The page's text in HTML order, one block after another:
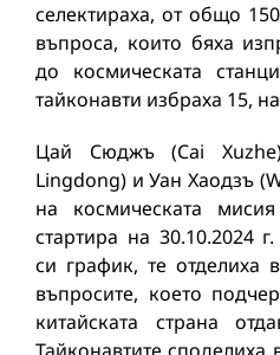
селектираха, от общо
въпроса, които бяха
до космическата
тайконавти избраха 15,
Цай Сюджъ (Cai
Lingdong) и Уан Хаодзъ
на космическата
стартира на 30.10.2024
си график, те отделиха
въпросите, което
китайската страна